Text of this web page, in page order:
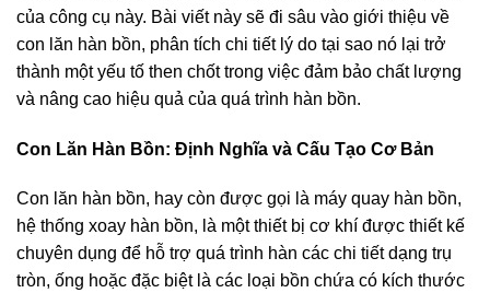
của công cụ này. Bài viết này sẽ đi sâu vào giới thiệu về
con lăn hàn bồn, phân tích chi tiết lý do tại sao nó lại trở
thành một yếu tố then chốt trong việc đảm bảo chất lượng
và nâng cao hiệu quả của quá trình hàn bồn.
Con Lăn Hàn Bồn: Định Nghĩa và Cấu Tạo Cơ Bản
Con lăn hàn bồn, hay còn được gọi là máy quay hàn bồn,
hệ thống xoay hàn bồn, là một thiết bị cơ khí được thiết kế
chuyên dụng để hỗ trợ quá trình hàn các chi tiết dạng trụ
tròn, ống hoặc đặc biệt là các loại bồn chứa có kích thước